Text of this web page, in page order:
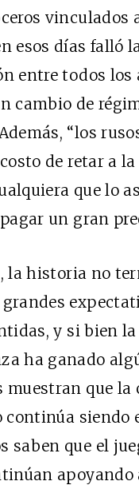
vinculados
esos días falló
entre todos los
cambio de
“los
de retar a
que lo
un gran
la historia no
y si bien la
ha ganado
muestran que la
continúa siendo
saben que el
apoyando